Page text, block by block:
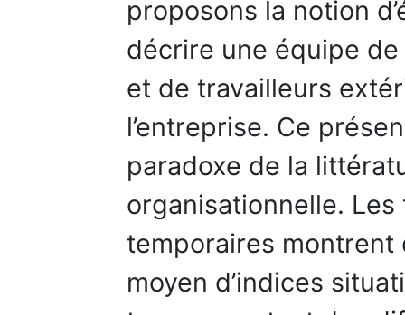
proposons la notion
décrire une équipe
et de travailleurs
l’entreprise. Ce
paradoxe de la
organisationnelle.
temporaires montrent
moyen d’indices